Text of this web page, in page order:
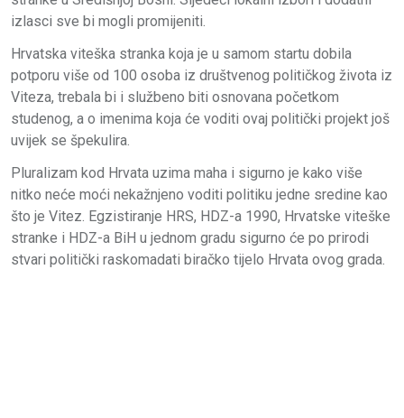
izlasci sve bi mogli promijeniti.
Hrvatska viteška stranka koja je u samom startu dobila
potporu više od 100 osoba iz društvenog političkog života iz
Viteza, trebala bi i službeno biti osnovana početkom
studenog, a o imenima koja će voditi ovaj politički projekt još
uvijek se špekulira.
Pluralizam kod Hrvata uzima maha i sigurno je kako više
nitko neće moći nekažnjeno voditi politiku jedne sredine kao
što je Vitez. Egzistiranje HRS, HDZ-a 1990, Hrvatske viteške
stranke i HDZ-a BiH u jednom gradu sigurno će po prirodi
stvari politički raskomadati biračko tijelo Hrvata ovog grada.